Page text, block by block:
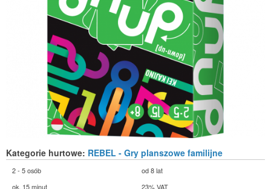
Kategorie hurtowe: REBEL - Gry planszowe familijne
2 - 5 osób
od 8 lat
ok. 15 minut
23% VAT